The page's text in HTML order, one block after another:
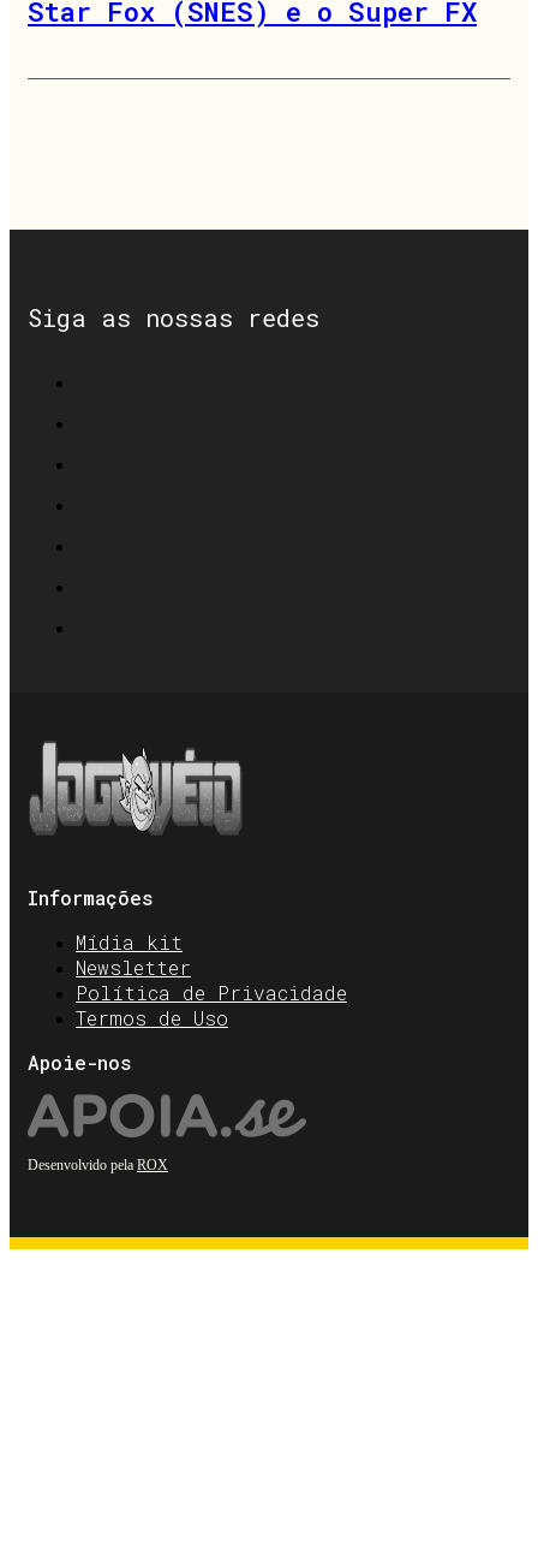
Star Fox (SNES) e o Super FX
Siga as nossas redes
Informações
Mídia kit
Newsletter
Política de Privacidade
Termos de Uso
Apoie-nos
Desenvolvido pela ROX